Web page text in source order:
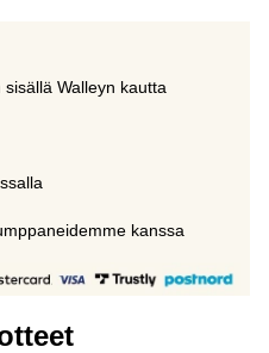
Walleyn kautta
kanssa